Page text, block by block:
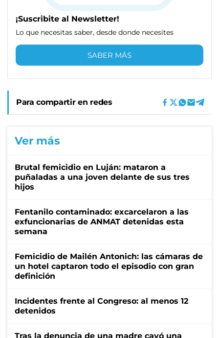
¡Suscribite al Newsletter!
Lo que necesitas saber, desde donde necesites
SABER MÁS
Para compartir en redes
Ver más
Brutal femicidio en Luján: mataron a
puñaladas a una joven delante de sus tres
hijos
Fentanilo contaminado: excarcelaron a las
exfuncionarias de ANMAT detenidas esta
semana
Femicidio de Mailén Antonich: las cámaras de
un hotel captaron todo el episodio con gran
definición
Incidentes frente al Congreso: al menos 12
detenidos
Tras la denuncia de una madre cayó una